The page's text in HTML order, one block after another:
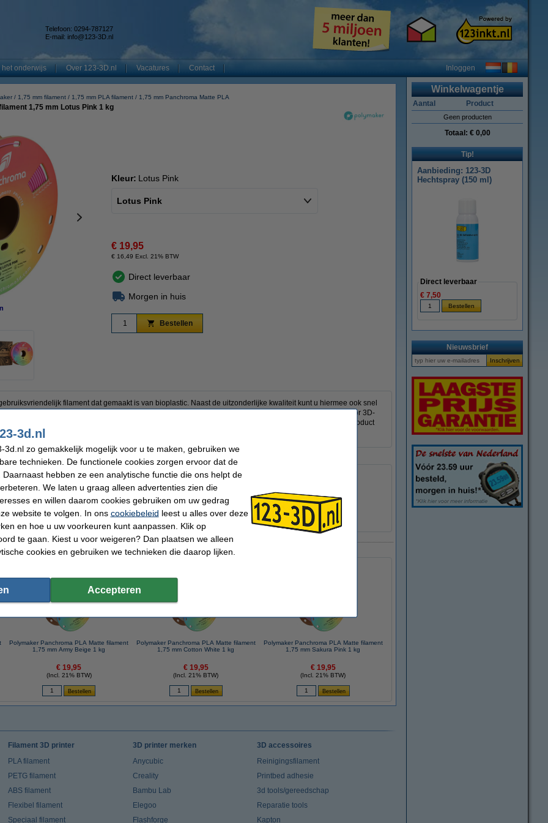
Telefoon: 0294-787127
E-mail: info@123-3D.nl
het onderwijs Over 123-3D.nl Vacatures Contact Inloggen
1,75 mm filament 1,75 mm PLA filament 1,75 mm Panchroma Matte PLA
1,75 mm Lotus Pink 1 kg
vergroten
Kleur: Lotus Pink
Lotus Pink
€ 19,95
€ 16,49 Excl. 21% BTW
Direct leverbaar
Morgen in huis
Bestellen
filament dat gemaakt is van bioplastic. Naast de uitzonderlijke kwaliteit kunt u hiermee ook snel
verbergt laaglijnen en geeft uw prints een gladde uitstraling. Hierdoor is het een ideaal filament voor 3D-
ook belangrijk is. Met Panchroma Matte zal uw print altijd een professionele uitstraling hebben. Dit product
komt op een spoel van 1 kg.
PLA Filament Printtemperatuur:
Polymaker Heated bed temp:
Ø 20,0 cm
Lotus Pink Spoel binnendiameter:
Ø 5,5 cm
1,75 mm Spoel breedte:
6,8 cm
1 kg DFP14475
artikel ook besteld hebben
Polymaker Panchroma PLA Matte filament
1,75 mm Army Beige 1 kg
€ 19,95
(Incl. 21% BTW)
Polymaker Panchroma PLA Matte filament
1,75 mm Cotton White 1 kg
€ 19,95
(Incl. 21% BTW)
Polymaker Panchroma PLA Matte filament
1,75 mm Sakura Pink 1 kg
€ 19,95
(Incl. 21% BTW)
Winkelwagentje
Aantal Product
Geen producten
Totaal: € 0,00
Tip!
Aanbieding: 123-3D
Hechtspray (150 ml)
Direct leverbaar
€ 7,50
Nieuwsbrief
Filament 3D printer
PLA filament
PETG filament
ABS filament
Flexibel filament
Speciaal filament
3D printer merken
Anycubic
Creality
Bambu Lab
Elegoo
Flashforge
3D accessoires
Reinigingsfilament
Printbed adhesie
3d tools/gereedschap
Reparatie tools
Kapton
3d.nl
3d.nl zo gemakkelijk mogelijk voor u te maken, gebruiken we
technieken. De functionele cookies zorgen ervoor dat de
hebben ze een analytische functie die ons helpt de
We laten u graag alleen advertenties zien die
en willen daarom cookies gebruiken om uw gedrag
website te volgen. In ons cookiebeleid leest u alles over deze
en hoe u uw voorkeuren kunt aanpassen. Klik op
te gaan. Kiest u voor weigeren? Dan plaatsen we alleen
cookies en gebruiken we technieken die daarop lijken.
Accepteren